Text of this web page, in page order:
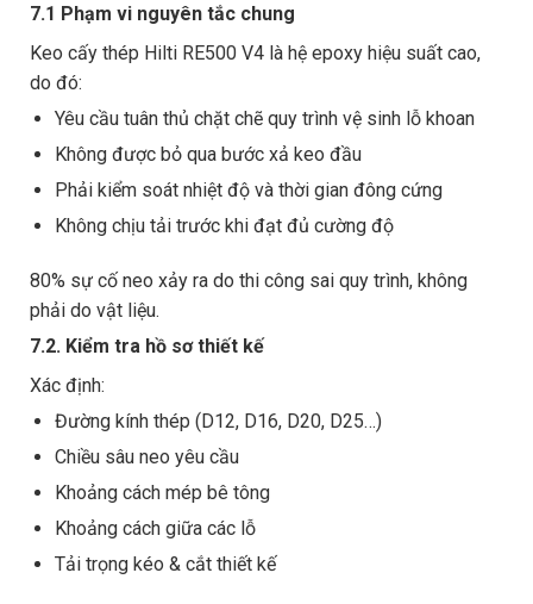
7.1 Phạm vi nguyên tắc chung
Keo cấy thép Hilti RE500 V4 là hệ epoxy hiệu suất cao,
do đó:
Yêu cầu tuân thủ chặt chẽ quy trình vệ sinh lỗ khoan
Không được bỏ qua bước xả keo đầu
Phải kiểm soát nhiệt độ và thời gian đông cứng
Không chịu tải trước khi đạt đủ cường độ
80% sự cố neo xảy ra do thi công sai quy trình, không
phải do vật liệu.
7.2. Kiểm tra hồ sơ thiết kế
Xác định:
Đường kính thép (D12, D16, D20, D25…)
Chiều sâu neo yêu cầu
Khoảng cách mép bê tông
Khoảng cách giữa các lỗ
Tải trọng kéo & cắt thiết kế